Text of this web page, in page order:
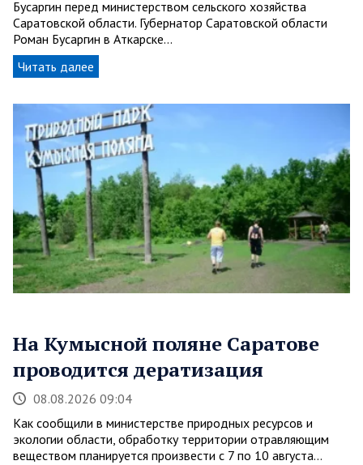
Бусаргин перед министерством сельского хозяйства
Саратовской области. Губернатор Саратовской области
Роман Бусаргин в Аткарске…
Читать далее
На Кумысной поляне Саратове
проводится дератизация
08.08.2026 09:04
Как сообщили в министерстве природных ресурсов и
экологии области, обработку территории отравляющим
веществом планируется произвести с 7 по 10 августа…